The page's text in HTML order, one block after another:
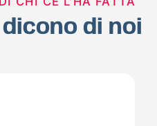
di noi